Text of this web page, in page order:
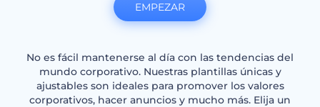
No es fácil mantenerse al día con las tendencias del
mundo corporativo. Nuestras plantillas únicas y
ajustables son ideales para promover los valores
corporativos, hacer anuncios y mucho más. Elija un
EMPEZAR